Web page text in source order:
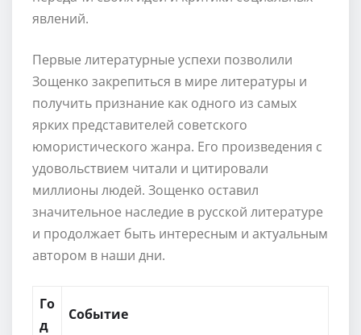
явлений.
Первые литературные успехи позволили
Зощенко закрепиться в мире литературы и
получить признание как одного из самых
ярких представителей советского
юмористического жанра. Его произведения с
удовольствием читали и цитировали
миллионы людей. Зощенко оставил
значительное наследие в русской литературе
и продолжает быть интересным и актуальным
автором в наши дни.
Го
д
Событие